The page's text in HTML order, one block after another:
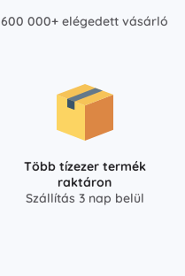
600 000+ elégedett vásárló
Több tízezer termék
raktáron
Szállítás 3 nap belül